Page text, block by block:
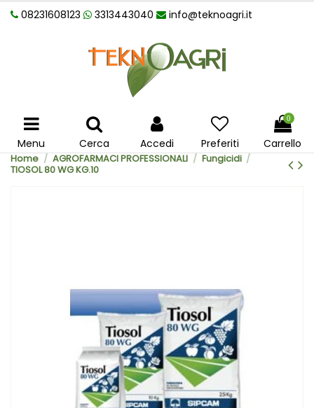
08231608123 3313443040 info@teknoagri.it
Menu Cerca Accedi Preferiti
0
Carrello
Home AGROFARMACI PROFESSIONALI
Fungicidi
TIOSOL 80 WG KG.10